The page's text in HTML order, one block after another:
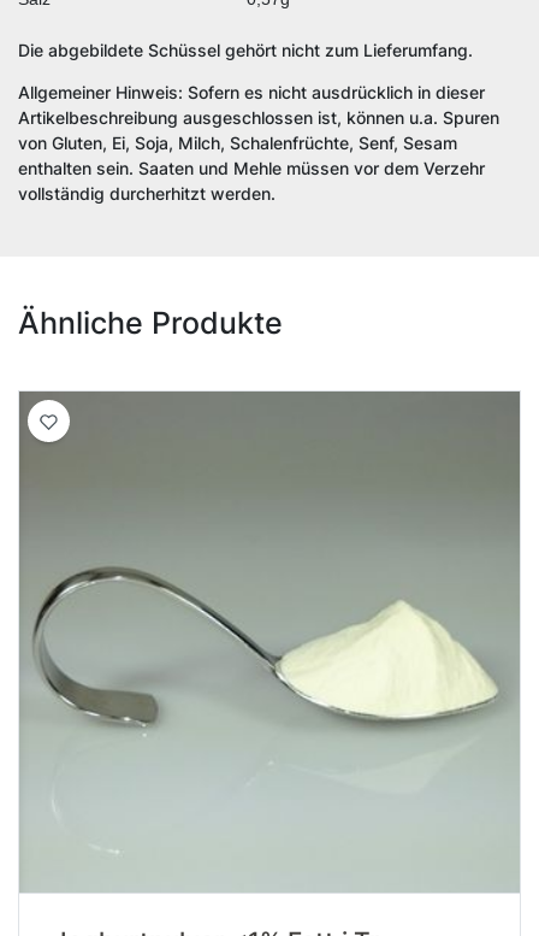
Die abgebildete Schüssel gehört nicht zum Lieferumfang.
Allgemeiner Hinweis: Sofern es nicht ausdrücklich in dieser
Artikelbeschreibung ausgeschlossen ist, können u.a. Spuren
von Gluten, Ei, Soja, Milch, Schalenfrüchte, Senf, Sesam
enthalten sein. Saaten und Mehle müssen vor dem Verzehr
vollständig durcherhitzt werden.
Ähnliche Produkte